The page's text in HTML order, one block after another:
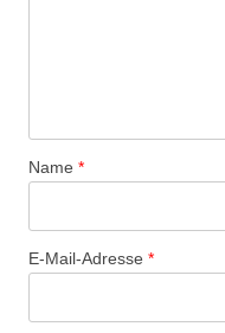
Name *
E-Mail-Adresse *